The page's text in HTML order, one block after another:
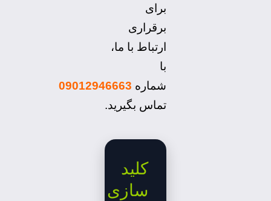
برای
برقراری
ارتباط با ما،
با
شماره 09012946663
تماس بگیرید.
کلید
سازی